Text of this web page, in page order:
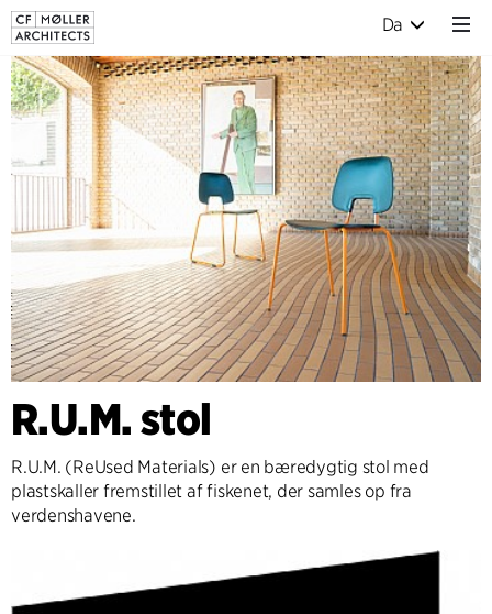
Da
R.U.M. stol
R.U.M. (ReUsed Materials) er en bæredygtig stol med
plastskaller fremstillet af fiskenet, der samles op fra
verdenshavene.